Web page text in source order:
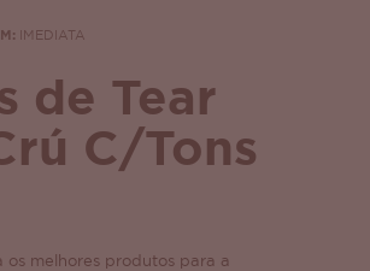
IMEDIATA
de Tear
C/Tons
os melhores produtos para a